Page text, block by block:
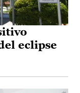
eclipse